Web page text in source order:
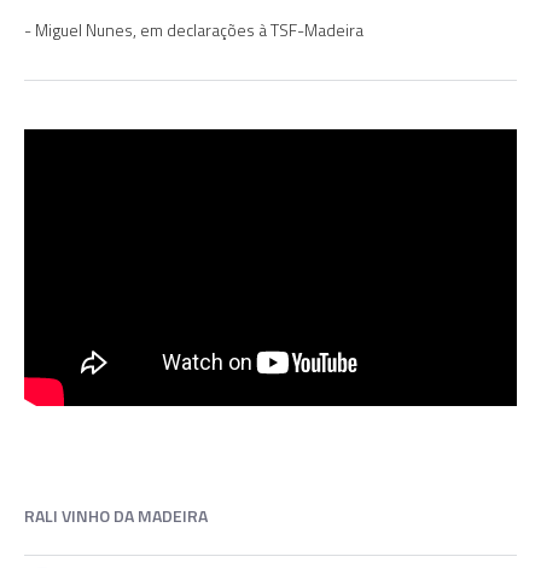
Miguel Nunes, em declarações à TSF-Madeira
RALI VINHO DA MADEIRA